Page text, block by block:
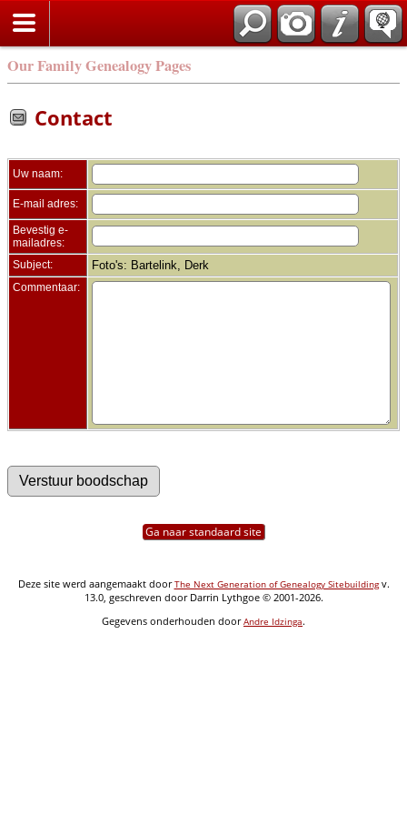
Our Family Genealogy Pages
Contact
Uw naam:
E-mail adres:
Bevestig e-
mailadres:
Subject:
Foto's: Bartelink, Derk
Commentaar:
Ga naar standaard site
Deze site werd aangemaakt doorThe Next Generation of Genealogy Sitebuildingv.
13.0, geschreven door Darrin Lythgoe © 2001-2026.
Gegevens onderhouden doorAndre Idzinga.